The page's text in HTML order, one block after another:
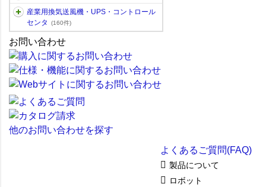
産業用換気送風機・UPS・コントロール
センタ
(160件)
お問い合わせ
他のお問い合わせを探す
よくあるご質問(FAQ)
製品について
ロボット